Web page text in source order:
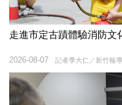
走進市定古蹟體驗消防
記者季大仁／新竹報導
2026-08-07